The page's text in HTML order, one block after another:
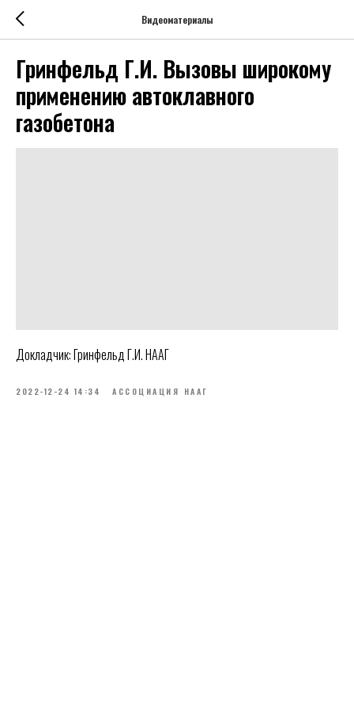
Видеоматериалы
Гринфельд Г.И. Вызовы широкому
применению автоклавного
газобетона
Докладчик: Гринфельд Г.И. НААГ
2022-12-24 14:34 АССОЦИАЦИЯ НААГ